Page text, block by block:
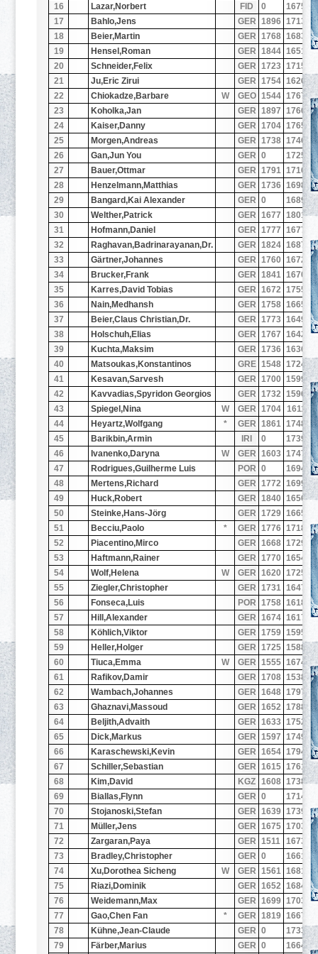
16
Lazar,Norbert FID 0 1675
17
Bahlo,Jens GER 1896 1713
18
Beier,Martin GER 1768 1683
19
Hensel,Roman GER 1844 1651
20
Schneider,Felix GER 1723 1715
21
Ju,Eric Zirui GER 1754 1626
22
Chiokadze,Barbare W GEO 1544 1767
23
Koholka,Jan GER 1897 1760
24
Kaiser,Danny GER 1704 1765
25
Morgen,Andreas GER 1738 1746
26
Gan,Jun You GER 0 1725
27
Bauer,Ottmar GER 1791 1716
28
Henzelmann,Matthias GER 1736 1698
29
Bangard,Kai Alexander GER 0 1689
30
Welther,Patrick GER 1677 1801
31
Hofmann,Daniel GER 1777 1677
32
Raghavan,Badrinarayanan,Dr. GER 1824 1687
33
Gärtner,Johannes GER 1760 1672
34
Brucker,Frank GER 1841 1670
35
Karres,David Tobias GER 1672 1755
36
Nain,Medhansh GER 1758 1665
37
Beier,Claus Christian,Dr. GER 1773 1649
38
Holschuh,Elias GER 1767 1642
39
Kuchta,Maksim GER 1736 1636
40
Matsoukas,Konstantinos GRE 1548 1724
41
Kesavan,Sarvesh GER 1700 1599
42
Kavvadias,Spyridon Georgios GER 1732 1596
43
Spiegel,Nina W GER 1704 1611
44
Heyartz,Wolfgang * GER 1861 1748
45
Barikbin,Armin IRI 0 1739
46
Ivanenko,Daryna W GER 1603 1747
47
Rodrigues,Guilherme Luis POR 0 1694
48
Mertens,Richard GER 1772 1699
49
Huck,Robert GER 1840 1650
50
Steinke,Hans-Jörg GER 1729 1665
51
Becciu,Paolo * GER 1776 1718
52
Piacentino,Mirco GER 1668 1729
53
Haftmann,Rainer GER 1770 1654
54
Wolf,Helena W GER 1620 1725
55
Ziegler,Christopher GER 1731 1647
56
Fonseca,Luis POR 1758 1618
57
Hill,Alexander GER 1674 1617
58
Köhlich,Viktor GER 1759 1595
59
Heller,Holger GER 1725 1588
60
Tiuca,Emma W GER 1555 1674
61
Rafikov,Damir GER 1708 1538
62
Wambach,Johannes GER 1648 1797
63
Ghaznavi,Massoud GER 1652 1788
64
Beljith,Advaith GER 1633 1752
65
Dick,Markus GER 1597 1749
66
Karaschewski,Kevin GER 1654 1794
67
Schiller,Sebastian GER 1615 1761
68
Kim,David KGZ 1608 1738
69
Biallas,Flynn GER 0 1714
70
Stojanoski,Stefan GER 1639 1739
71
Müller,Jens GER 1675 1703
72
Zargaran,Paya GER 1511 1673
73
Bradley,Christopher GER 0 1661
74
Xu,Dorothea Sicheng W GER 1561 1681
75
Riazi,Dominik GER 1652 1684
76
Weidemann,Max GER 1699 1703
77
Gao,Chen Fan * GER 1819 1667
78
Kühne,Jean-Claude GER 0 1733
79
Färber,Marius GER 0 1664